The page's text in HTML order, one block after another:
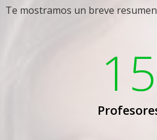
Te mostramos un breve
15